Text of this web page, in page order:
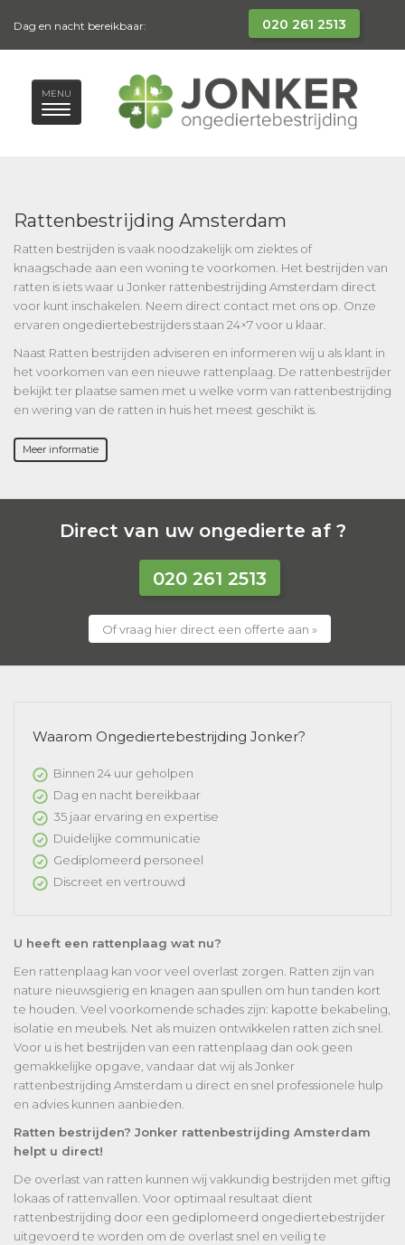
Dag en nacht bereikbaar: 020 261 2513
MENU
Rattenbestrijding Amsterdam
Ratten bestrijden is vaak noodzakelijk om ziektes of
knaagschade aan een woning te voorkomen. Het bestrijden van
ratten is iets waar u Jonker rattenbestrijding Amsterdam direct
voor kunt inschakelen. Neem direct contact met ons op. Onze
ervaren ongediertebestrijders staan 24×7 voor u klaar.
Naast Ratten bestrijden adviseren en informeren wij u als klant in
het voorkomen van een nieuwe rattenplaag. De rattenbestrijder
bekijkt ter plaatse samen met u welke vorm van rattenbestrijding
en wering van de ratten in huis het meest geschikt is.
Meer informatie
Direct van uw ongedierte af ?
020 261 2513
Of vraag hier direct een offerte aan »
Waarom Ongediertebestrijding Jonker?
Binnen 24 uur geholpen
Dag en nacht bereikbaar
35 jaar ervaring en expertise
Duidelijke communicatie
Gediplomeerd personeel
Discreet en vertrouwd
U heeft een rattenplaag wat nu?
Een rattenplaag kan voor veel overlast zorgen. Ratten zijn van
nature nieuwsgierig en knagen aan spullen om hun tanden kort
te houden. Veel voorkomende schades zijn: kapotte bekabeling,
isolatie en meubels. Net als muizen ontwikkelen ratten zich snel.
Voor u is het bestrijden van een rattenplaag dan ook geen
gemakkelijke opgave, vandaar dat wij als Jonker
rattenbestrijding Amsterdam u direct en snel professionele hulp
en advies kunnen aanbieden.
Ratten bestrijden? Jonker rattenbestrijding Amsterdam
helpt u direct!
De overlast van ratten kunnen wij vakkundig bestrijden met giftig
lokaas of rattenvallen. Voor optimaal resultaat dient
rattenbestrijding door een gediplomeerd ongediertebestrijder
uitgevoerd te worden om de overlast snel en veilig te